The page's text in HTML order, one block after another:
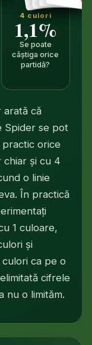
4 culori
1,1%
Se poate
câștiga orice
partidă?
arată că
Spider se pot
orice
chiar și cu 4
o linie
În practică
1 culoare,
și
ca pe o
cifrele
nu o limităm.